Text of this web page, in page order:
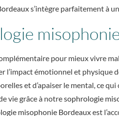
s’intègre parfaitement à
pour mieux vivre
émotionnel et physique
et d’apaiser le mental, ce
vie grâce à notresophrologie
misophonie Bordeauxest